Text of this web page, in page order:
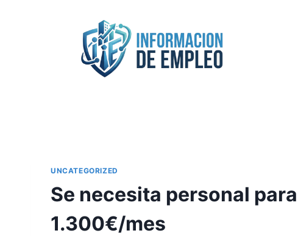
UNCATEGORIZED
Se necesita personal
1.300€/mes